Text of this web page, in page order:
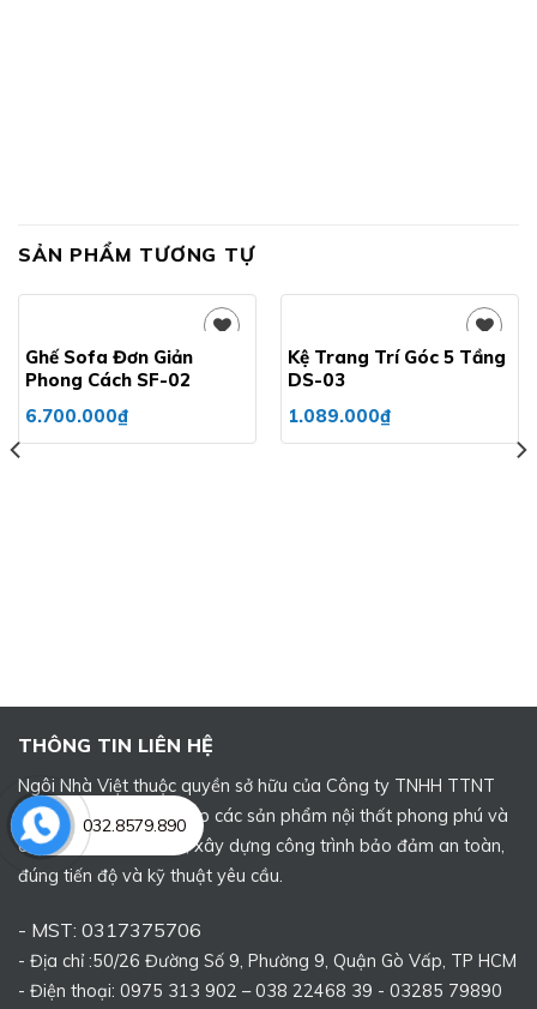
SẢN PHẨM TƯƠNG TỰ
Ghế Sofa Đơn Giản
Phong Cách SF-02
6.700.000₫
Kệ Trang Trí Góc 5 Tầng
DS-03
1.089.000₫
THÔNG TIN LIÊN HỆ
Ngôi Nhà Việt thuộc quyền sở hữu của Công ty TNHH TTNT
Ngôi Nhà Việt, cung cấp các sản phẩm nội thất phong phú và
các dịch vụ sửa chữa, xây dựng công trình bảo đảm an toàn,
đúng tiến độ và kỹ thuật yêu cầu.
- MST: 0317375706
- Địa chỉ :50/26 Đường Số 9, Phường 9, Quận Gò Vấp, TP HCM
- Điện thoại: 0975 313 902 – 038 22468 39 - 03285 79890
032.8579.890